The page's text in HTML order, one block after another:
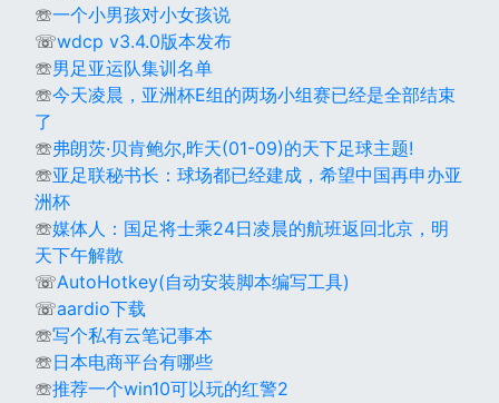
☏一个小男孩对小女孩说
☏wdcp v3.4.0版本发布
☏男足亚运队集训名单
☏今天凌晨，亚洲杯E组的两场小组赛已经是全部结束
了
☏弗朗茨·贝肯鲍尔,昨天(01-09)的天下足球主题!
☏亚足联秘书长：球场都已经建成，希望中国再申办亚
洲杯
☏媒体人：国足将士乘24日凌晨的航班返回北京，明
天下午解散
☏AutoHotkey(自动安装脚本编写工具)
☏aardio下载
☏写个私有云笔记事本
☏日本电商平台有哪些
☏推荐一个win10可以玩的红警2